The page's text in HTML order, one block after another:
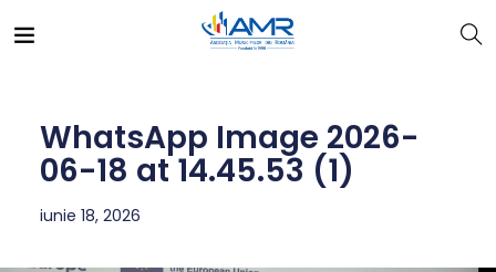
WhatsApp Image 2026-
06-18 at 14.45.53 (1)
iunie 18, 2026